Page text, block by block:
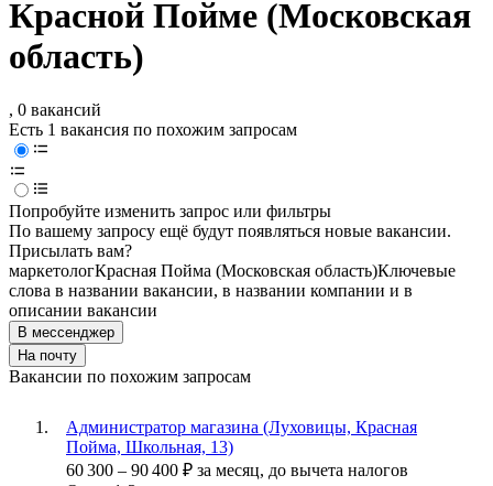
Красной Пойме (Московская
область)
, 0 вакансий
Есть 1 вакансия по похожим запросам
Попробуйте изменить запрос или фильтры
По вашему запросу ещё будут появляться новые вакансии.
Присылать вам?
маркетологКрасная Пойма (Московская область)Ключевые
слова в названии вакансии, в названии компании и в
описании вакансии
В мессенджер
На почту
Вакансии по похожим запросам
Администратор магазина (Луховицы, Красная
Пойма, Школьная, 13)
60 300 – 90 400 ₽ за месяц, до вычета налогов